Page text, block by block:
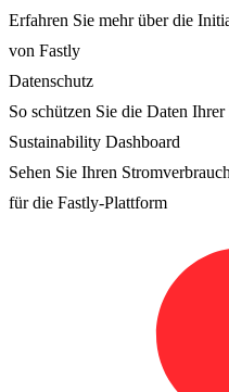
Erfahren Sie mehr über die
von Fastly
Datenschutz
So schützen Sie die Daten
Sustainability Dashboard
Sehen Sie Ihren
für die Fastly-Plattform